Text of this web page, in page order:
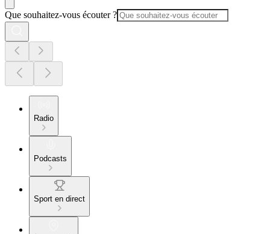
Que souhaitez-vous écouter ?
Radio
Podcasts
Sport en direct